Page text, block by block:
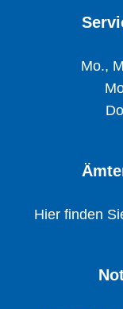
Mo.,
Hier finden